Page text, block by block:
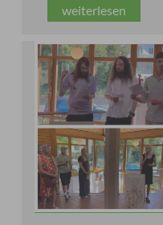
Amtsblatt Bad
weiterlesen